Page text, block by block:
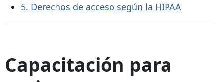
5. Derechos de acceso según la HIPAA
Capacitación para